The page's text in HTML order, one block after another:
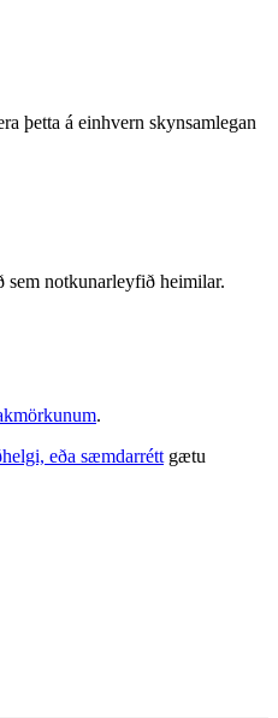
þetta á einhvern skynsamlegan
sem notkunarleyfið heimilar.
.
eða sæmdarrétt gætu